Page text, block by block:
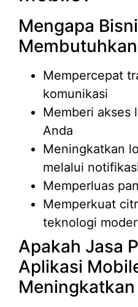
Mengapa
Mempercepat
komunikasi
Memberi akses
Anda
Meningkatkan
melalui
Memperluas
Memperkuat
teknologi
Apakah Jasa
Aplikasi